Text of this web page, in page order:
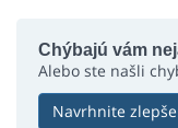
Chýbajú vám
Alebo ste našli
Navrhnite